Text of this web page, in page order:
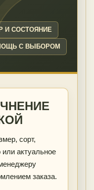
И СОСТОЯНИЕ
С ВЫБОРОМ
сорт,
актуальное
заказа.